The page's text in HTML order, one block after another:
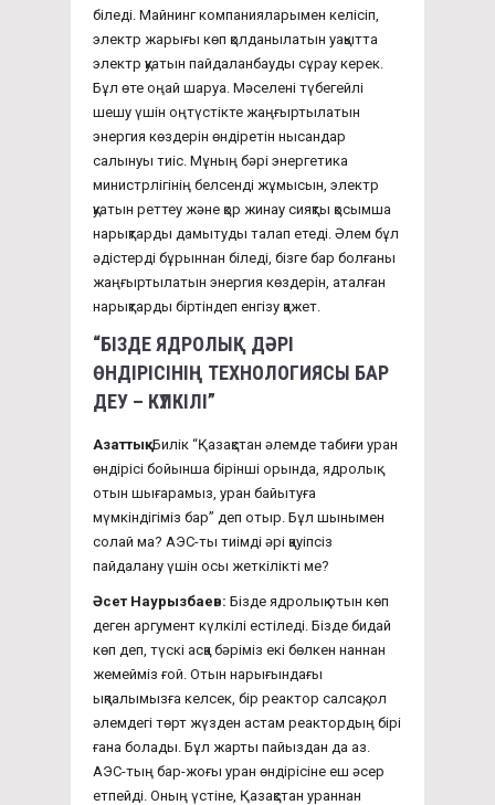
біледі. Майнинг компанияларымен келісіп,
электр жарығы көп қолданылатын уақытта
электр қуатын пайдаланбауды сұрау керек.
Бұл өте оңай шаруа. Мәселені түбегейлі
шешу үшін оңтүстікте жаңғыртылатын
энергия көздерін өндіретін нысандар
салынуы тиіс. Мұның бәрі энергетика
министрлігінің белсенді жұмысын, электр
қуатын реттеу және қор жинау сияқты қосымша
нарықтарды дамытуды талап етеді. Әлем бұл
әдістерді бұрыннан біледі, бізге бар болғаны
жаңғыртылатын энергия көздерін, аталған
нарықтарды біртіндеп енгізу қажет.
“БІЗДЕ ЯДРОЛЫҚ ДӘРІ
ӨНДІРІСІНІҢ ТЕХНОЛОГИЯСЫ БАР
ДЕУ – КҮЛКІЛІ”
Азаттық:Билік “Қазақстан әлемде табиғи уран
өндірісі бойынша бірінші орында, ядролық
отын шығарамыз, уран байытуға
мүмкіндігіміз бар” деп отыр. Бұл шынымен
солай ма? АЭС-ты тиімді әрі қауіпсіз
пайдалану үшін осы жеткілікті ме?
Әсет Наурызбаев: Бізде ядролық отын көп
деген аргумент күлкілі естіледі. Бізде бидай
көп деп, түскі асқа бәріміз екі бөлкен наннан
жемейміз ғой. Отын нарығындағы
ықпалымызға келсек, бір реактор салсақ, ол
әлемдегі төрт жүзден астам реактордың бірі
ғана болады. Бұл жарты пайыздан да аз.
АЭС-тың бар-жоғы уран өндірісіне еш әсер
етпейді. Оның үстіне, Қазақстан ураннан